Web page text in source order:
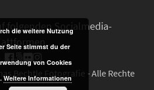
folgenden Socialmedia-
...
Bechtle Fotografie - Alle Rechte
die weitere Nutzung
Seite stimmst du der
von Cookies
Weitere Informationen